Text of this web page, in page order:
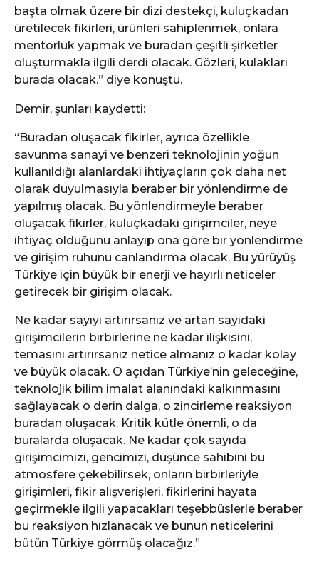
başta olmak üzere bir dizi destekçi, kuluçkadan
üretilecek fikirleri, ürünleri sahiplenmek, onlara
mentorluk yapmak ve buradan çeşitli şirketler
oluşturmakla ilgili derdi olacak. Gözleri, kulakları
burada olacak.” diye konuştu.
Demir, şunları kaydetti:
“Buradan oluşacak fikirler, ayrıca özellikle
savunma sanayi ve benzeri teknolojinin yoğun
kullanıldığı alanlardaki ihtiyaçların çok daha net
olarak duyulmasıyla beraber bir yönlendirme de
yapılmış olacak. Bu yönlendirmeyle beraber
oluşacak fikirler, kuluçkadaki girişimciler, neye
ihtiyaç olduğunu anlayıp ona göre bir yönlendirme
ve girişim ruhunu canlandırma olacak. Bu yürüyüş
Türkiye için büyük bir enerji ve hayırlı neticeler
getirecek bir girişim olacak.
Ne kadar sayıyı artırırsanız ve artan sayıdaki
girişimcilerin birbirlerine ne kadar ilişkisini,
temasını artırırsanız netice almanız o kadar kolay
ve büyük olacak. O açıdan Türkiye’nin geleceğine,
teknolojik bilim imalat alanındaki kalkınmasını
sağlayacak o derin dalga, o zincirleme reaksiyon
buradan oluşacak. Kritik kütle önemli, o da
buralarda oluşacak. Ne kadar çok sayıda
girişimcimizi, gencimizi, düşünce sahibini bu
atmosfere çekebilirsek, onların birbirleriyle
girişimleri, fikir alışverişleri, fikirlerini hayata
geçirmekle ilgili yapacakları teşebbüslerle beraber
bu reaksiyon hızlanacak ve bunun neticelerini
bütün Türkiye görmüş olacağız.”